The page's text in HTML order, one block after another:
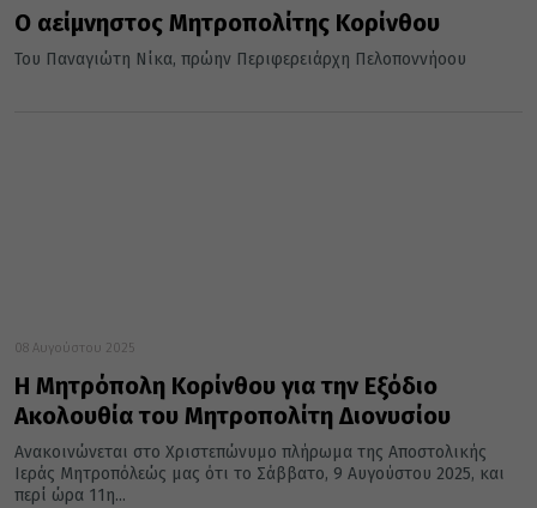
Ο αείμνηστος Μητροπολίτης Κορίνθου
Του Παναγιώτη Νίκα, πρώην Περιφερειάρχη Πελοποννήοου
08 Αυγούστου 2025
Η Μητρόπολη Κορίνθου για την Εξόδιο
Ακολουθία του Μητροπολίτη Διονυσίου
Ανακοινώνεται στο Χριστεπώνυμο πλήρωμα της Αποστολικής
Ιεράς Μητροπόλεώς μας ότι το Σάββατο, 9 Αυγούστου 2025, και
περί ώρα 11η...